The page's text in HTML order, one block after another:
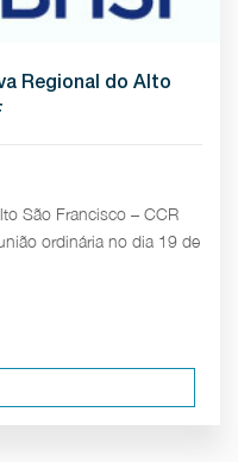
Regional do Alto
São Francisco – CCR
ordinária no dia 19 de